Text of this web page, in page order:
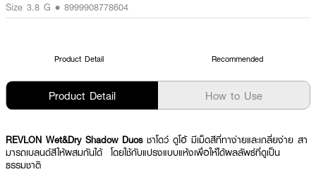
Size 3.8 G • 8999908778604
Product Detail Recommended
Product Detail How to Use
REVLON Wet&Dry Shadow Duos ชาโดว์ ดูโอ้ มีเม็ดสีที่ทาง่ายและเกลี่ยง่าย สา
มารถเบลนด์สีให้ผสมกันได้ โดยใช้กับแปรงแบบแห้งเพื่อให้ได้ผลลัพธ์ที่ดูเป็น
ธรรมชาติ